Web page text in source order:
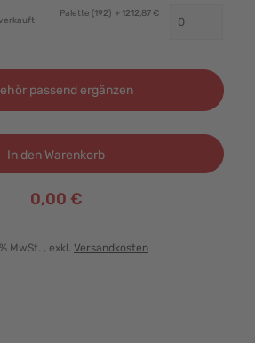
Palette (192) + 1212,87 €
passend ergänzen
In den Warenkorb
0,00 €
MwSt. , exkl. Versandkosten